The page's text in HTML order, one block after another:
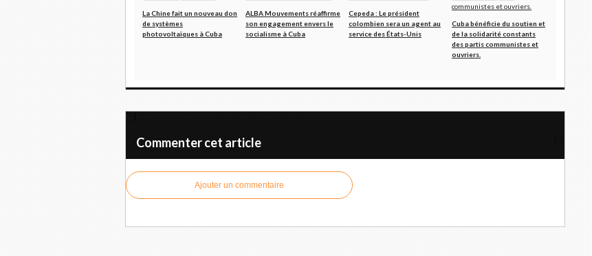
La Chine fait un nouveau don
de systèmes
photovoltaïques à Cuba
ALBA Mouvements réaffirme
son engagement envers le
socialisme à Cuba
Cepeda : Le président
colombien sera un agent au
service des États-Unis
Cuba bénéficie du soutien et
de la solidarité constants
des partis communistes et
ouvriers.
Commenter cet article
Ajouter un commentaire